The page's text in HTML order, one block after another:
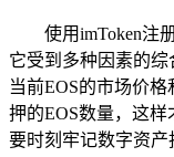
使用imToken注
它受到多种因素的
当前EOS的市场价
押的EOS数量，这
要时刻牢记数字资